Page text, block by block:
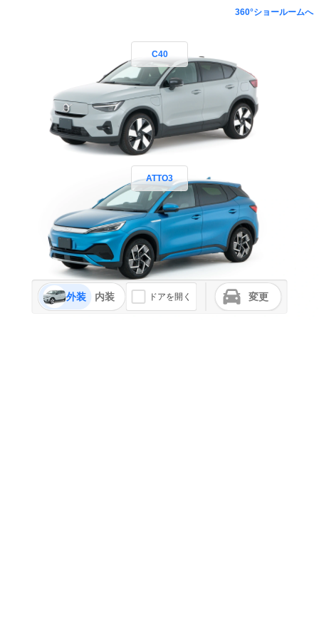
360°ショールームへ
C40
ATTO3
外装 内装 ドアを開く 変更